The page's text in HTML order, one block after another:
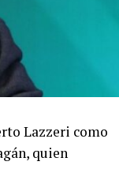
Lazzeri como
quien